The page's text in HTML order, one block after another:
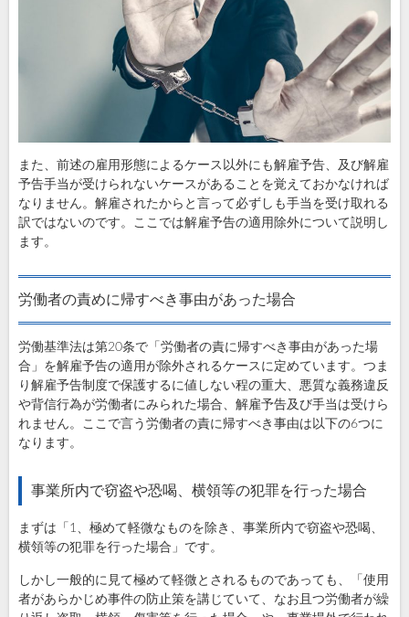
また、前述の雇用形態によるケース以外にも解雇予告、及び解雇
予告手当が受けられないケースがあることを覚えておかなければ
なりません。解雇されたからと言って必ずしも手当を受け取れる
訳ではないのです。ここでは解雇予告の適用除外について説明し
ます。
労働者の責めに帰すべき事由があった場合
労働基準法は第20条で「労働者の責に帰すべき事由があった場
合」を解雇予告の適用が除外されるケースに定めています。つま
り解雇予告制度で保護するに値しない程の重大、悪質な義務違反
や背信行為が労働者にみられた場合、解雇予告及び手当は受けら
れません。ここで言う労働者の責に帰すべき事由は以下の6つに
なります。
事業所内で窃盗や恐喝、横領等の犯罪を行った場合
まずは「1、極めて軽微なものを除き、事業所内で窃盗や恐喝、
横領等の犯罪を行った場合」です。
しかし一般的に見て極めて軽微とされるものであっても、「使用
者があらかじめ事件の防止策を講じていて、なお且つ労働者が繰